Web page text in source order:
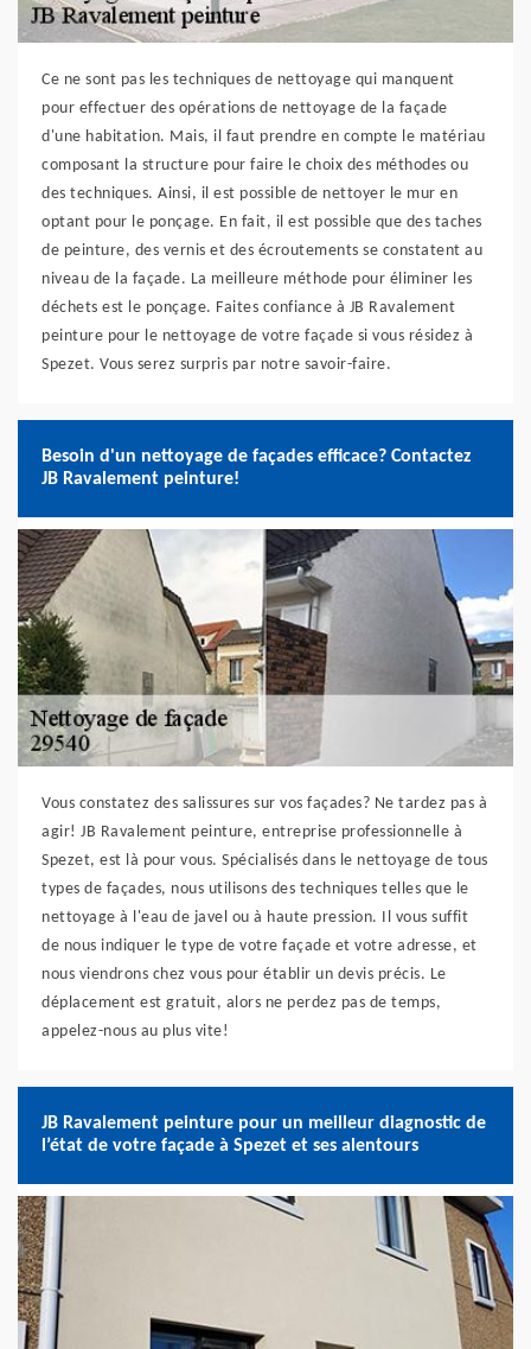
Ce ne sont pas les techniques de nettoyage qui manquent
pour effectuer des opérations de nettoyage de la façade
d'une habitation. Mais, il faut prendre en compte le matériau
composant la structure pour faire le choix des méthodes ou
des techniques. Ainsi, il est possible de nettoyer le mur en
optant pour le ponçage. En fait, il est possible que des taches
de peinture, des vernis et des écroutements se constatent au
niveau de la façade. La meilleure méthode pour éliminer les
déchets est le ponçage. Faites confiance à JB Ravalement
peinture pour le nettoyage de votre façade si vous résidez à
Spezet. Vous serez surpris par notre savoir-faire.
Besoin d'un nettoyage de façades efficace? Contactez
JB Ravalement peinture!
Vous constatez des salissures sur vos façades? Ne tardez pas à
agir! JB Ravalement peinture, entreprise professionnelle à
Spezet, est là pour vous. Spécialisés dans le nettoyage de tous
types de façades, nous utilisons des techniques telles que le
nettoyage à l'eau de javel ou à haute pression. Il vous suffit
de nous indiquer le type de votre façade et votre adresse, et
nous viendrons chez vous pour établir un devis précis. Le
déplacement est gratuit, alors ne perdez pas de temps,
appelez-nous au plus vite!
JB Ravalement peinture pour un meilleur diagnostic de
l’état de votre façade à Spezet et ses alentours